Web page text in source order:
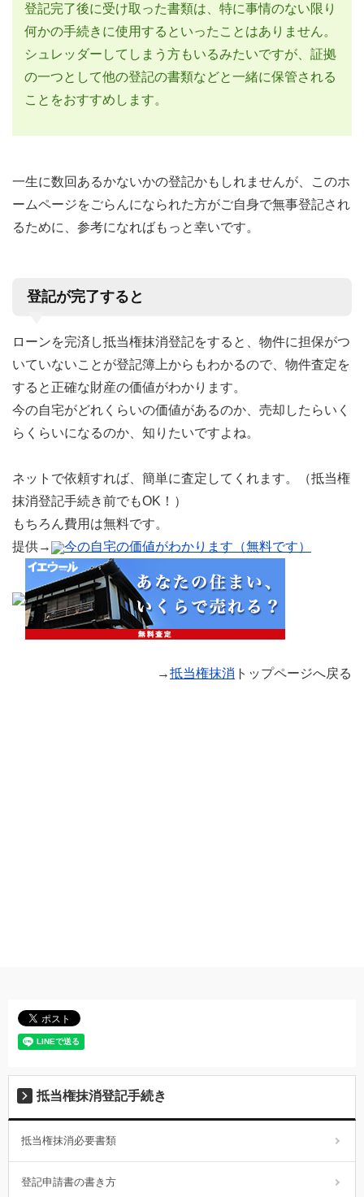
登記完了後に受け取った書類は、特に事情のない限り
何かの手続きに使用するといったことはありません。
シュレッダーしてしまう方もいるみたいですが、証拠
の一つとして他の登記の書類などと一緒に保管される
ことをおすすめします。
一生に数回あるかないかの登記かもしれませんが、このホ
ームページをごらんになられた方がご自身で無事登記され
るために、参考になればもっと幸いです。
登記が完了すると
ローンを完済し抵当権抹消登記をすると、物件に担保がつ
いていないことが登記簿上からもわかるので、物件査定を
すると正確な財産の価値がわかります。
今の自宅がどれくらいの価値があるのか、売却したらいく
らくらいになるのか、知りたいですよね。
ネットで依頼すれば、簡単に査定してくれます。（抵当権
抹消登記手続き前でもOK！）
もちろん費用は無料です。
提供→
今の自宅の価値がわかります（無料です）
→抵当権抹消 トップページへ戻る
抵当権抹消登記手続き
抵当権抹消必要書類
登記申請書の書き方